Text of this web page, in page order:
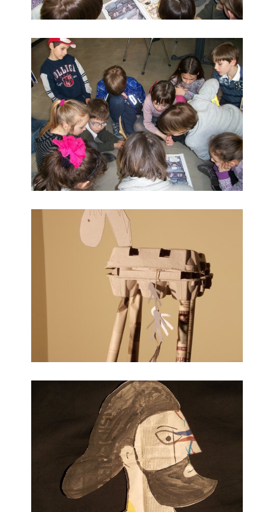
Letture in biblioteca
Con una scatola di uova